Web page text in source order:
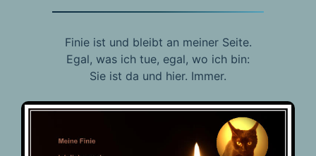
Finie ist und bleibt an meiner Seite.
Egal, was ich tue, egal, wo ich bin:
Sie ist da und hier. Immer.